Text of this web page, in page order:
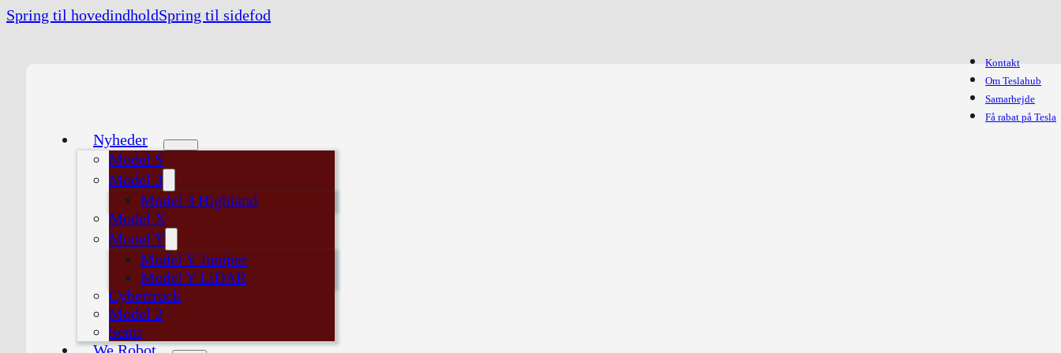
Spring til hovedindholdSpring til sidefod
Kontakt
Om Teslahub
Samarbejde
Få rabat på Tesla
Nyheder
Model S
Model 3
Model 3 Highland
Model X
Model Y
Model Y Juniper
Model Y LiDAR
Cybertruck
Model 2
Semi